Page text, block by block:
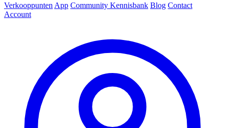
Verkooppunten App Community Kennisbank Blog Contact
Account